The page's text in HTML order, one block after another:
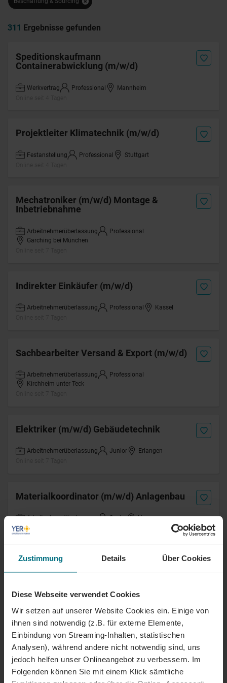
Zustimmung Details Über Cookies
Diese Webseite verwendet Cookies
Wir setzen auf unserer Website Cookies ein. Einige von
ihnen sind notwendig (z.B. für externe Elemente,
Einbindung von Streaming-Inhalten, statistischen
Analysen), während andere nicht notwendig sind, uns
jedoch helfen unser Onlineangebot zu verbessern. Im
Folgenden können Sie mit einem Klick sämtliche
311 Ergebnisse gefunden
Speditionskaufmann
Containerabwicklung (m/w/d)
Werkvertrag Professional
Mannheim
Projektleiter Klimatechnik (m/w/d)
Festanstellung Professional
Stuttgart
Mechatroniker (m/w/d) Montage &
Inbetriebnahme
Arbeitnehmerüberlassung
Professional
Garching bei München
Indirekter Einkäufer (m/w/d)
Arbeitnehmerüberlassung Professional
Kassel
Sachbearbeiter Versand & Export (m/w/d)
Arbeitnehmerüberlassung
Professional
Kirchheim unter Teck
Elektriker (m/w/d) Gebäudetechnik
Arbeitnehmerüberlassung Junior
Erlangen
Materialkoordinator (m/w/d) Anlagenbau
Arbeitnehmerüberlassung Senior
Lingen
Online seit 7 Tagen
Projektleiter Funktechnik / Mobilfunk-
Inhouse (m/w/d)
Festanstellung Professional
Frankfurt am Main
Koordinator (m/w/d) IT
Infrastrukturprojekte
Arbeitnehmerüberlassung Professional
Berlin
Online seit 7 Tagen